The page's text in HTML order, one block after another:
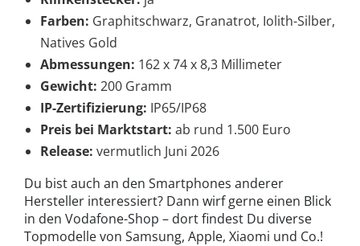
Farben: Graphitschwarz, Granatrot, Iolith-Silber,
Natives Gold
Abmessungen: 162 x 74 x 8,3 Millimeter
Gewicht: 200 Gramm
IP-Zertifizierung: IP65/IP68
Preis bei Marktstart: ab rund 1.500 Euro
Release: vermutlich Juni 2026
Du bist auch an den Smartphones anderer
Hersteller interessiert? Dann wirf gerne einen Blick
in den Vodafone-Shop – dort findest Du diverse
Topmodelle von Samsung, Apple, Xiaomi und Co.!